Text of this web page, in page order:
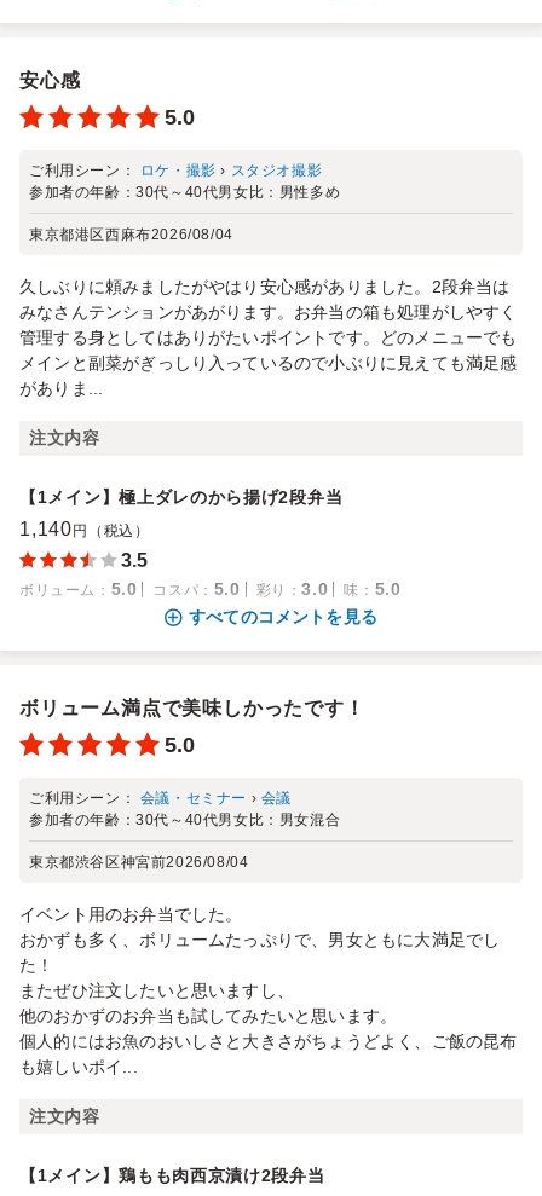
安心感
5.0
ご利用シーン： ロケ・撮影 › スタジオ撮影
参加者の年齢：30代～40代男女比： 男性多め
東京都港区西麻布2026/08/04
久しぶりに頼みましたがやはり安心感がありました。2段弁当は
みなさんテンションがあがります。お弁当の箱も処理がしやすく
管理する身としてはありがたいポイントです。どのメニューでも
メインと副菜がぎっしり入っているので小ぶりに見えても満足感
がありま...
注文内容
【1メイン】極上ダレのから揚げ2段弁当
1,140 円（税込）
3.5
ボリューム ： 5.0 コスパ ： 5.0 彩り ：3.0 味 ： 5.0
すべてのコメントを見る
ボリューム満点で美味しかったです！
5.0
ご利用シーン： 会議・セミナー › 会議
参加者の年齢：30代～40代男女比： 男女混合
東京都渋谷区神宮前2026/08/04
イベント用のお弁当でした。
おかずも多く、ボリュームたっぷりで、男女ともに大満足でし
た！
またぜひ注文したいと思いますし、
他のおかずのお弁当も試してみたいと思います。
個人的にはお魚のおいしさと大きさがちょうどよく、ご飯の昆布
も嬉しいポイ...
注文内容
【1メイン】鶏もも肉西京漬け2段弁当